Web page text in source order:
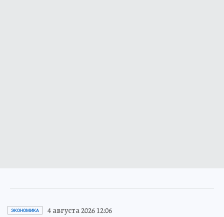
ЭКОНОМИКА 4 августа 2026 12:06